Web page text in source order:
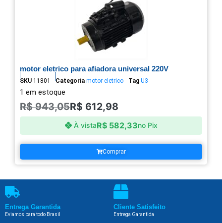
motor eletrico para afiadora universal 220V
SKU 11801 Categoria motor eletrico Tag U3
1 em estoque
R$943,05R$ 612,98
À vistaR$582,33no Pix
Comprar
Entrega Garantida
Eviamos para todo Brasil
Cliente Satisfeito
Entrega Garantida